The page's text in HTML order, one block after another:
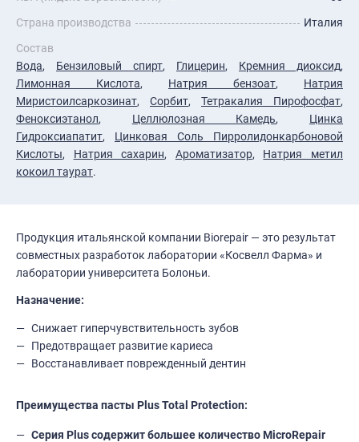
Страна производства
Италия
Состав
Вода, Бензиловый спирт, Глицерин, Кремния диоксид,
Лимонная Кислота, Натрия бензоат, Натрия
Миристоилсаркозинат, Сорбит, Тетракалия Пирофосфат,
Феноксиэтанол, Целлюлозная Камедь, Цинка
Гидроксиапатит, Цинковая Соль Пирролидонкарбоновой
Кислоты, Натрия сахарин, Ароматизатор, Натрия метил
кокоил таурат.
Продукция итальянской компании Biorepair — это результат
совместных разработок лаборатории «Косвелл Фарма» и
лаборатории университета Болоньи.
Назначение:
Снижает гиперчувствительность зубов
Предотвращает развитие кариеса
Восстанавливает поврежденный дентин
Преимущества пасты Plus Total Protection:
Серия Plus содержит большее количество MicroRepair